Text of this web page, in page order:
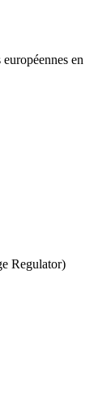
en
Regulator)